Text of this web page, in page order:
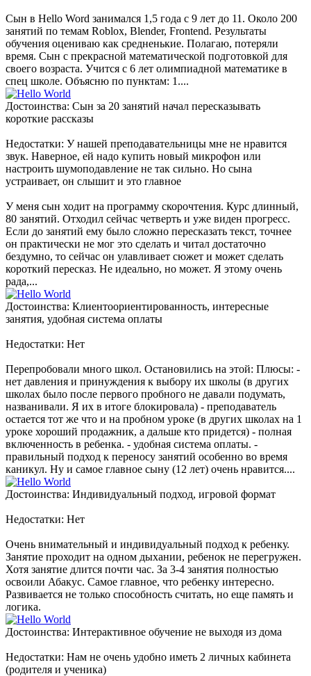
Сын в Hello Word занимался 1,5 года с 9 лет до 11. Около 200
занятий по темам Roblox, Blender, Frontend. Результаты
обучения оцениваю как средненькие. Полагаю, потеряли
время. Сын с прекрасной математической подготовкой для
своего возраста. Учится с 6 лет олимпиадной математике в
спец школе. Объясню по пунктам: 1....
Достоинства: Сын за 20 занятий начал пересказывать
короткие рассказы
Недостатки: У нашей преподавательницы мне не нравится
звук. Наверное, ей надо купить новый микрофон или
настроить шумоподавление не так сильно. Но сына
устраивает, он слышит и это главное
У меня сын ходит на программу скорочтения. Курс длинный,
80 занятий. Отходил сейчас четверть и уже виден прогресс.
Если до занятий ему было сложно пересказать текст, точнее
он практически не мог это сделать и читал достаточно
бездумно, то сейчас он улавливает сюжет и может сделать
короткий пересказ. Не идеально, но может. Я этому очень
рада,...
Достоинства: Клиентоориентированность, интересные
занятия, удобная система оплаты
Недостатки: Нет
Перепробовали много школ. Остановились на этой: Плюсы: -
нет давления и принуждения к выбору их школы (в других
школах было после первого пробного не давали подумать,
названивали. Я их в итоге блокировала) - преподаватель
остается тот же что и на пробном уроке (в других школах на 1
уроке хороший продажник, а дальше кто придется) - полная
включенность в ребенка. - удобная система оплаты. -
правильный подход к переносу занятий особенно во время
каникул. Ну и самое главное сыну (12 лет) очень нравится....
Достоинства: Индивидуальный подход, игровой формат
Недостатки: Нет
Очень внимательный и индивидуальный подход к ребенку.
Занятие проходит на одном дыхании, ребенок не перегружен.
Хотя занятие длится почти час. За 3-4 занятия полностью
освоили Абакус. Самое главное, что ребенку интересно.
Развивается не только способность считать, но еще память и
логика.
Достоинства: Интерактивное обучение не выходя из дома
Недостатки: Нам не очень удобно иметь 2 личных кабинета
(родителя и ученика)